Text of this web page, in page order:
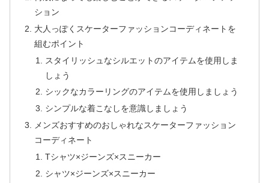
ション
大人っぽくスケーターファッションコーディネートを
組むポイント
スタイリッシュなシルエットのアイテムを使用しま
しょう
シックなカラーリングのアイテムを使用しましょう
シンプルな着こなしを意識しましょう
メンズおすすめのおしゃれなスケーターファッション
コーディネート
Tシャツ×ジーンズ×スニーカー
シャツ×ジーンズ×スニーカー